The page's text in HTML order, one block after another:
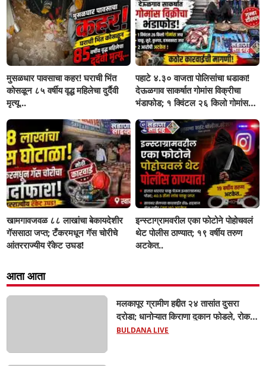
मुसळधार पावसाचा कहर! घराची भिंत
कोसळून ८५ वर्षीय वृद्ध महिलेचा दुर्दैवी
मृत्यू...
पहाटे ४.३० वाजता पोलिसांचा धडाका!
देऊळगाव साकर्षात गोमांस विक्रीचा
भंडाफोड; १ क्विंटल २६ किलो गोमांस
खामगावजवळ ८८ लाखांचा बेकायदेशीर
गॅससाठा जप्त; टँकरमधून गॅस चोरीचे
आंतरराज्यीय रॅकेट उघड!
इन्स्टाग्रामवरील एका फोटोने पोहोचवलं
थेट पोलीस ठाण्यात; १९ वर्षीय तरुण
अटकेत..
आता आता
मलकापूर ग्रामीण हद्दीत २४ तासांत दुसरा
दरोडा; धानोऱ्यात किराणा दुकान फोडले, रोकड
लंपास...
BULDANA LIVE